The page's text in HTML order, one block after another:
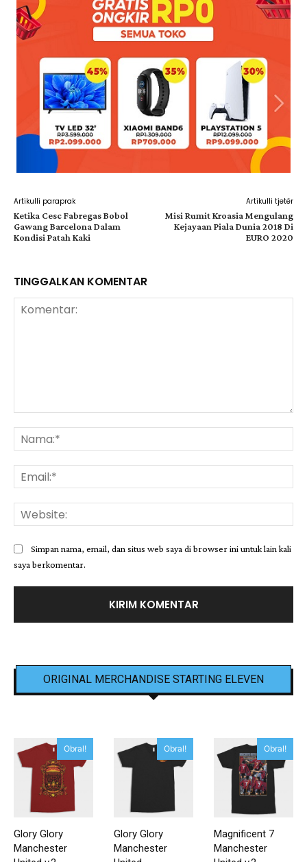
Artikulli paraprak
Ketika Cesc Fabregas Bobol
Gawang Barcelona Dalam
Kondisi Patah Kaki
Artikulli tjetër
Misi Rumit Kroasia Mengulang
Kejayaan Piala Dunia 2018 Di
EURO 2020
TINGGALKAN KOMENTAR
Simpan nama, email, dan situs web saya di browser ini untuk lain kali
saya berkomentar.
ORIGINAL MERCHANDISE STARTING ELEVEN
Obral!
Glory Glory
Manchester
Obral!
Glory Glory
Manchester
Obral!
Magnificent 7
Manchester